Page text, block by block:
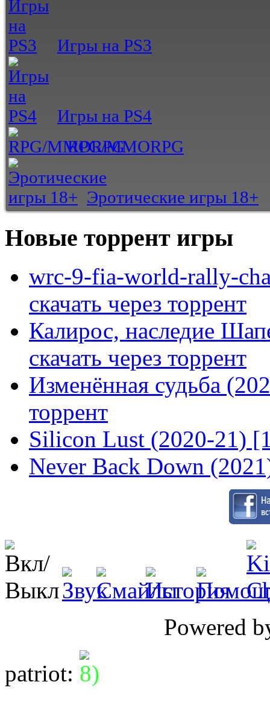
Игры на PS3
Игры на PS4
RPG/MMORPG
Эротические игры 18+
Новые торрент игры
wrc-9-fia-world-rally-
скачать через торрент
Калирос, наследие
скачать через торрент
Изменённая судьба
торрент
Silicon Lust (2020-21)
Never Back Down
Powered
patriot: